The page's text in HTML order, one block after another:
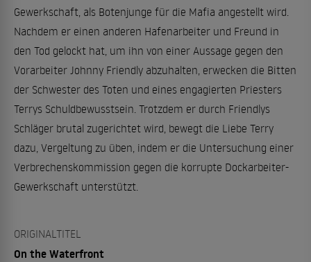
Gewerkschaft, als Botenjunge für die Mafia angestellt wird.
Nachdem er einen anderen Hafenarbeiter und Freund in
den Tod gelockt hat, um ihn von einer Aussage gegen den
Vorarbeiter Johnny Friendly abzuhalten, erwecken die Bitten
der Schwester des Toten und eines engagierten Priesters
Terrys Schuldbewusstsein. Trotzdem er durch Friendlys
Schläger brutal zugerichtet wird, bewegt die Liebe Terry
dazu, Vergeltung zu üben, indem er die Untersuchung einer
Verbrechenskommission gegen die korrupte Dockarbeiter-
Gewerkschaft unterstützt.
ORIGINALTITEL
On the Waterfront